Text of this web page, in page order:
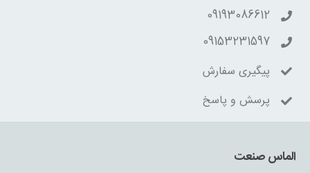
09193086612
09153231597
پیگیری سفارش
پرسش و پاسخ
الماس صنعت